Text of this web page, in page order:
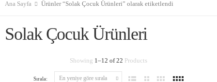
Ana Sayfa Ürünler “Solak Çocuk Ürünleri” olarak etiketlendi
Solak Çocuk Ürünleri
Showing 1–12 of22 Products
Sırala: